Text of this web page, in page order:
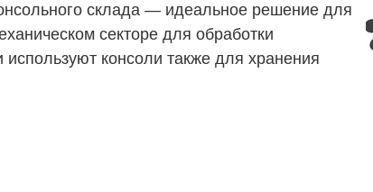
склада — идеальное решение для
секторе для обработки
консоли также для хранения